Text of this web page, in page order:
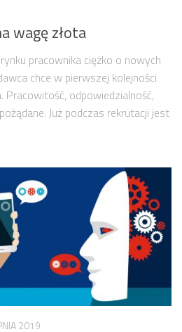
wagę złota
pracownika ciężko o nowych
chce w pierwszej kolejności
Pracowitość, odpowiedzialność,
Już podczas rekrutacji jest
2019